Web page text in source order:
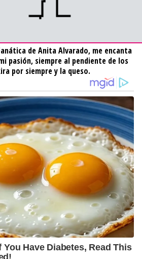
de Anita Alvarado, me encanta
pasión, siempre al pendiente de los
por siempre y la queso.